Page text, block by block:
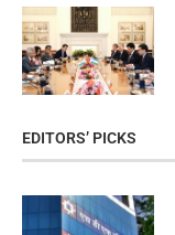
EDITORS’ PICKS